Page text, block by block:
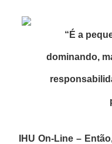
“É a
dominando,
IHU On-Line –